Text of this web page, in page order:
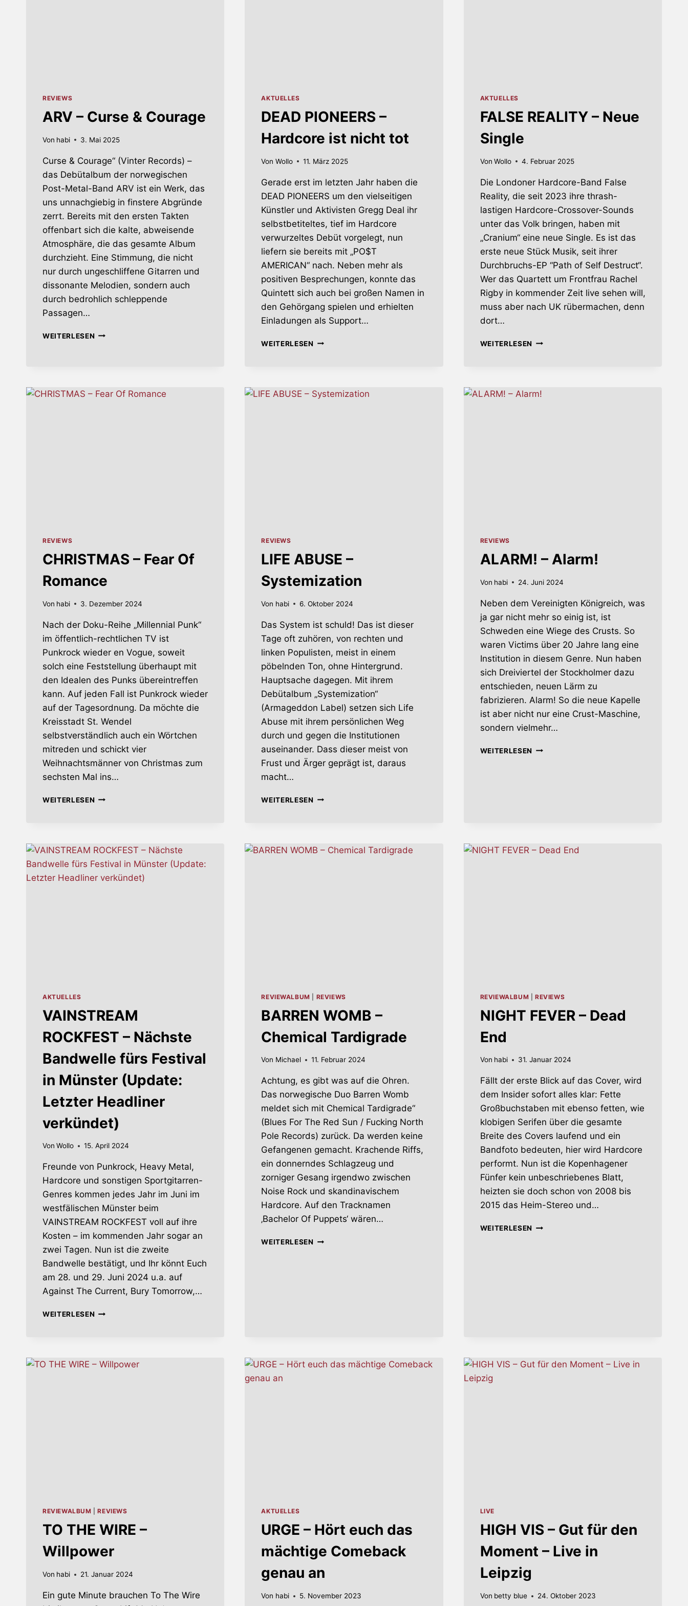
REVIEWS
ARV – Curse & Courage
Von habi 3. Mai 2025
Curse & Courage“ (Vinter Records) –
das Debütalbum der norwegischen
Post-Metal-Band ARV ist ein Werk, das
uns unnachgiebig in finstere Abgründe
zerrt. Bereits mit den ersten Takten
offenbart sich die kalte, abweisende
Atmosphäre, die das gesamte Album
durchzieht. Eine Stimmung, die nicht
nur durch ungeschliffene Gitarren und
dissonante Melodien, sondern auch
durch bedrohlich schleppende
Passagen…
WEITERLESENARV
AKTUELLES
DEAD PIONEERS –
Hardcore ist nicht tot
Von Wollo 11. März 2025
Gerade erst im letzten Jahr haben die
DEAD PIONEERS um den vielseitigen
Künstler und Aktivisten Gregg Deal ihr
selbstbetiteltes, tief im Hardcore
verwurzeltes Debüt vorgelegt, nun
liefern sie bereits mit „PO$T
AMERICAN“ nach. Neben mehr als
positiven Besprechungen, konnte das
Quintett sich auch bei großen Namen in
den Gehörgang spielen und erhielten
Einladungen als Support…
WEITERLESENDEAD
NICHT
AKTUELLES
FALSE REALITY – Neue
Single
Von Wollo 4. Februar 2025
Die Londoner Hardcore-Band False
Reality, die seit 2023 ihre thrash-
lastigen Hardcore-Crossover-Sounds
unter das Volk bringen, haben mit
„Cranium“ eine neue Single. Es ist das
erste neue Stück Musik, seit ihrer
Durchbruchs-EP “Path of Self Destruct“.
Wer das Quartett um Frontfrau Rachel
Rigby in kommender Zeit live sehen will,
muss aber nach UK rübermachen, denn
dort…
WEITERLESEN FALSE
REVIEWS
CHRISTMAS – Fear Of
Romance
Von habi 3. Dezember 2024
Nach der Doku-Reihe „Millennial Punk“
im öffentlich-rechtlichen TV ist
Punkrock wieder en Vogue, soweit
solch eine Feststellung überhaupt mit
den Idealen des Punks übereintreffen
kann. Auf jeden Fall ist Punkrock wieder
auf der Tagesordnung. Da möchte die
Kreisstadt St. Wendel
selbstverständlich auch ein Wörtchen
mitreden und schickt vier
Weihnachtsmänner von Christmas zum
sechsten Mal ins…
WEITERLESENCHRISTMAS
REVIEWS
LIFE ABUSE –
Systemization
Von habi 6. Oktober 2024
Das System ist schuld! Das ist dieser
Tage oft zuhören, von rechten und
linken Populisten, meist in einem
pöbelnden Ton, ohne Hintergrund.
Hauptsache dagegen. Mit ihrem
Debütalbum „Systemization“
(Armageddon Label) setzen sich Life
Abuse mit ihrem persönlichen Weg
durch und gegen die Institutionen
auseinander. Dass dieser meist von
Frust und Ärger geprägt ist, daraus
macht…
WEITERLESENLIFE
REVIEWS
ALARM! – Alarm!
Von habi 24. Juni 2024
Neben dem Vereinigten Königreich, was
ja gar nicht mehr so einig ist, ist
Schweden eine Wiege des Crusts. So
waren Victims über 20 Jahre lang eine
Institution in diesem Genre. Nun haben
sich Dreiviertel der Stockholmer dazu
entschieden, neuen Lärm zu
fabrizieren. Alarm! So die neue Kapelle
ist aber nicht nur eine Crust-Maschine,
sondern vielmehr…
WEITERLESEN ALARM!
AKTUELLES
VAINSTREAM
ROCKFEST – Nächste
Bandwelle fürs Festival
in Münster (Update:
Letzter Headliner
verkündet)
Von Wollo 15. April 2024
Freunde von Punkrock, Heavy Metal,
Hardcore und sonstigen Sportgitarren-
Genres kommen jedes Jahr im Juni im
westfälischen Münster beim
VAINSTREAM ROCKFEST voll auf ihre
Kosten – im kommenden Jahr sogar an
zwei Tagen. Nun ist die zweite
Bandwelle bestätigt, und Ihr könnt Euch
am 28. und 29. Juni 2024 u.a. auf
Against The Current, Bury Tomorrow,…
WEITERLESENVAINSTREAM
FÜRS
REVIEWALBUM REVIEWS
BARREN WOMB –
Chemical Tardigrade
Von Michael 11. Februar 2024
Achtung, es gibt was auf die Ohren.
Das norwegische Duo Barren Womb
meldet sich mit Chemical Tardigrade“
(Blues For The Red Sun / Fucking North
Pole Records) zurück. Da werden keine
Gefangenen gemacht. Krachende Riffs,
ein donnerndes Schlagzeug und
zorniger Gesang irgendwo zwischen
Noise Rock und skandinavischem
Hardcore. Auf den Tracknamen
‚Bachelor Of Puppets‘ wären…
WEITERLESENBARREN
REVIEWALBUM REVIEWS
NIGHT FEVER – Dead
End
Von habi 31. Januar 2024
Fällt der erste Blick auf das Cover, wird
dem Insider sofort alles klar: Fette
Großbuchstaben mit ebenso fetten, wie
klobigen Serifen über die gesamte
Breite des Covers laufend und ein
Bandfoto bedeuten, hier wird Hardcore
performt. Nun ist die Kopenhagener
Fünfer kein unbeschriebenes Blatt,
heizten sie doch schon von 2008 bis
2015 das Heim-Stereo und…
WEITERLESEN NIGHT
REVIEWALBUM |REVIEWS
TO THE WIRE –
Willpower
Von habi 21. Januar 2024
Ein gute Minute brauchen To The Wire
AKTUELLES
URGE – Hört euch das
mächtige Comeback
genau an
Von habi 5. November 2023
LIVE
HIGH VIS – Gut für den
Moment – Live in
Leipzig
Von betty blue 24. Oktober 2023